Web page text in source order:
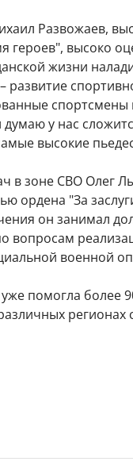
Развожаев,
высоко
жизни
развитие
у нас
высокие
в зоне СВО Олег
ордена "За
он занимал
вопросам
военной
помогла более
регионах